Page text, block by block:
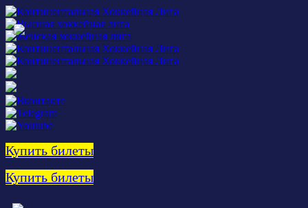
Купить билеты
Купить билеты